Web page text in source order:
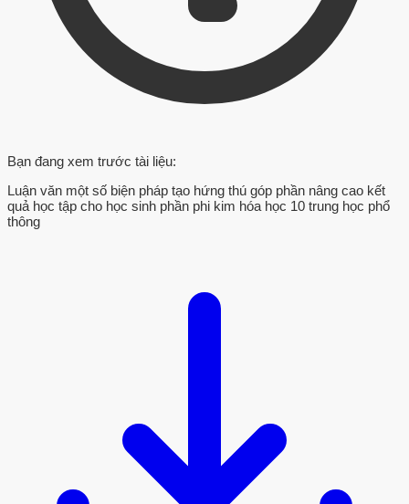
Bạn đang xem trước tài liệu:
Luận văn một số biện pháp tạo hứng thú góp phần nâng cao kết
quả học tập cho học sinh phần phi kim hóa học 10 trung học phổ
thông